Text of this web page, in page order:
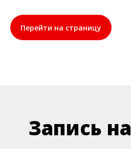
Перейти на страницу
Запись